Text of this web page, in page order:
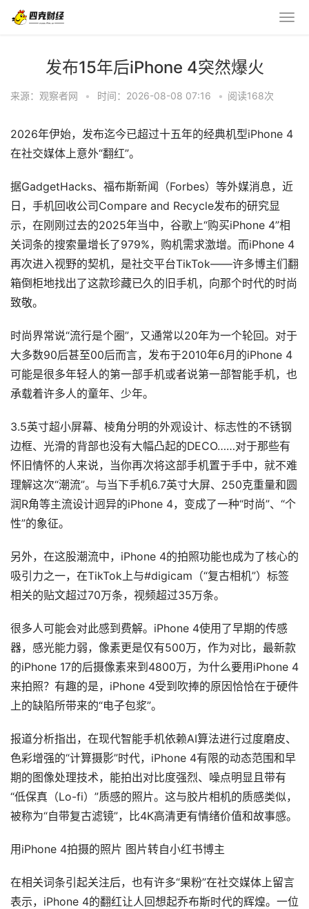
发布15年后iPhone 4突然爆火
来源：观察者网 • 时间：2026-08-08 07:16 • 阅读168次
2026年伊始，发布迄今已超过十五年的经典机型iPhone 4
在社交媒体上意外“翻红”。
据GadgetHacks、福布斯新闻（Forbes）等外媒消息，近
日，手机回收公司Compare and Recycle发布的研究显
示，在刚刚过去的2025年当中，谷歌上“购买iPhone 4”相
关词条的搜索量增长了979%，购机需求激增。而iPhone 4
再次进入视野的契机，是社交平台TikTok——许多博主们翻
箱倒柜地找出了这款珍藏已久的旧手机，向那个时代的时尚
致敬。
时尚界常说“流行是个圈”，又通常以20年为一个轮回。对于
大多数90后甚至00后而言，发布于2010年6月的iPhone 4
可能是很多年轻人的第一部手机或者说第一部智能手机，也
承载着许多人的童年、少年。
3.5英寸超小屏幕、棱角分明的外观设计、标志性的不锈钢
边框、光滑的背部也没有大幅凸起的DECO……对于那些有
怀旧情怀的人来说，当你再次将这部手机置于手中，就不难
理解这次“潮流”。与当下手机6.7英寸大屏、250克重量和圆
润R角等主流设计迥异的iPhone 4，变成了一种“时尚”、“个
性”的象征。
另外，在这股潮流中，iPhone 4的拍照功能也成为了核心的
吸引力之一，在TikTok上与#digicam（“复古相机”）标签
相关的贴文超过70万条，视频超过35万条。
很多人可能会对此感到费解。iPhone 4使用了早期的传感
器，感光能力弱，像素更是仅有500万，作为对比，最新款
的iPhone 17的后摄像素来到4800万，为什么要用iPhone 4
来拍照？有趣的是，iPhone 4受到吹捧的原因恰恰在于硬件
上的缺陷所带来的“电子包浆”。
报道分析指出，在现代智能手机依赖AI算法进行过度磨皮、
色彩增强的“计算摄影”时代，iPhone 4有限的动态范围和早
期的图像处理技术，能拍出对比度强烈、噪点明显且带有
“低保真（Lo-fi）”质感的照片。这与胶片相机的质感类似，
被称为“自带复古滤镜”，比4K高清更有情绪价值和故事感。
用iPhone 4拍摄的照片 图片转自小红书博主
在相关词条引起关注后，也有许多“果粉”在社交媒体上留言
表示，iPhone 4的翻红让人回想起乔布斯时代的辉煌。一位